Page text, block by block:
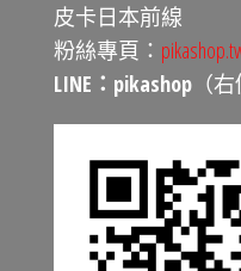
皮卡日本前線
粉絲專頁：
LINE：pikashop （